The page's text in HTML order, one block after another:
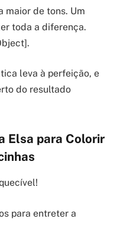
maior de tons. Um
toda a diferença.
leva à perfeição, e
do resultado
Elsa para Colorir
para entreter a